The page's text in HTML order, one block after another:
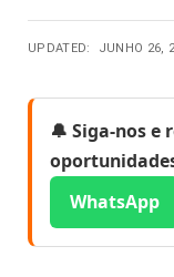
UPDATED: JUNHO 26,
🔔 Siga-nos e
WhatsApp